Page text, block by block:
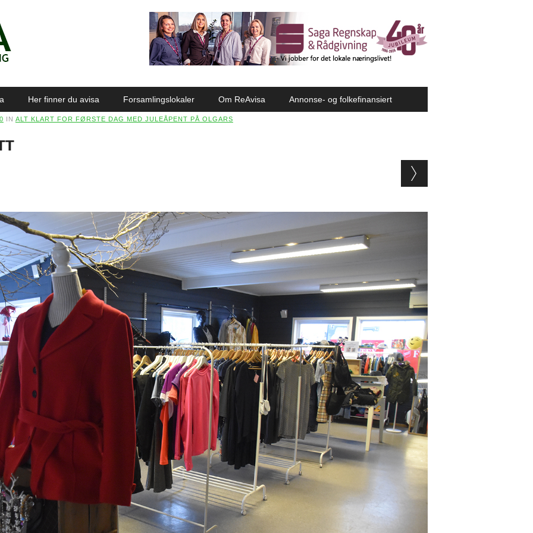
Her finner du avisa Forsamlingslokaler Om ReAvisa Annonse- og folkefinansiert
IN ALT KLART FOR FØRSTE DAG MED JULEÅPENT PÅ OLGARS